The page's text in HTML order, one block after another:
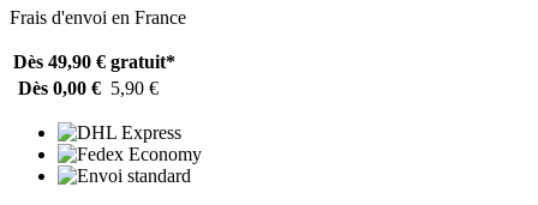
Frais d'envoi en France
Dès 49,90 € gratuit*
Dès 0,00 € 5,90 €